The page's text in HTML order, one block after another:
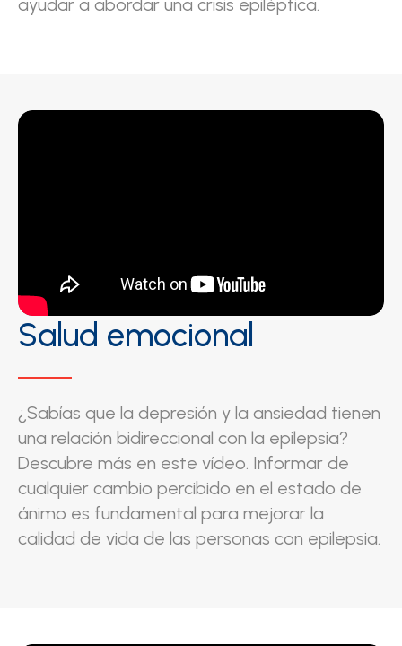
Salud emocional
¿Sabías que la depresión y la ansiedad tienen
una relación bidireccional con la epilepsia?
Descubre más en este vídeo. Informar de
cualquier cambio percibido en el estado de
ánimo es fundamental para mejorar la
calidad de vida de las personas con epilepsia.